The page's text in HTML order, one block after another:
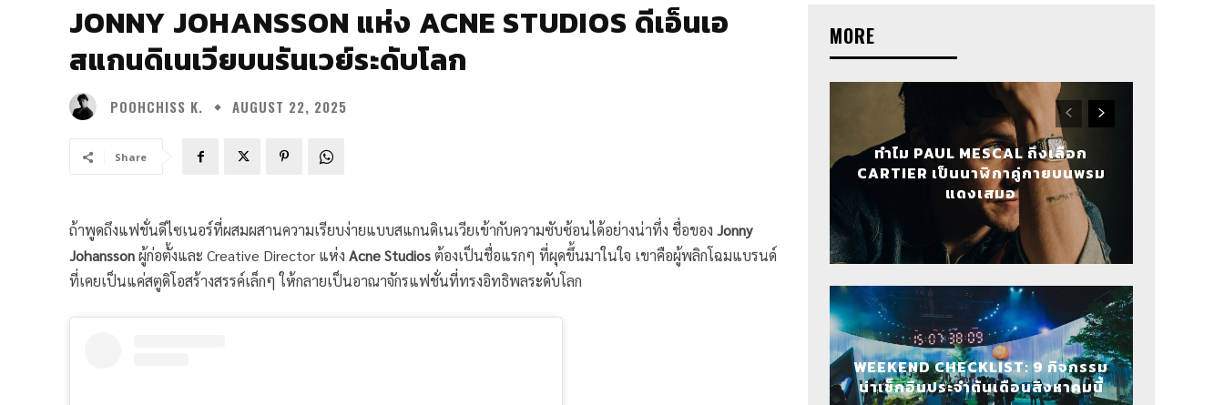
JONNY JOHANSSON แห่ง ACNE STUDIOS ดีเอ็นเอ
สแกนดิเนเวียบนรันเวย์ระดับโลก
POOHCHISS K. AUGUST 22, 2025
Share
ถ้าพูดถึงแฟชั่นดีไซเนอร์ที่ผสมผสานความเรียบง่ายแบบสแกนดิเนเวียเข้ากับความซับซ้อนได้อย่างน่าทึ่ง ชื่อของ Jonny
Johanssonผู้ก่อตั้งและ Creative Director แห่ง Acne Studiosต้องเป็นชื่อแรกๆ ที่ผุดขึ้นมาในใจ เขาคือผู้พลิกโฉมแบรนด์
ที่เคยเป็นแค่สตูดิโอสร้างสรรค์เล็กๆ ให้กลายเป็นอาณาจักรแฟชั่นที่ทรงอิทธิพลระดับโลก
MORE
ทำไม PAUL MESCAL ถึงเลือก
CARTIER เป็นนาฬิกาคู่กายบนพรม
แดงเสมอ
WEEKEND CHECKLIST: 9 กิจกรรม
น่าเช็กอินประจำต้นเดือนสิงหาคมนี้